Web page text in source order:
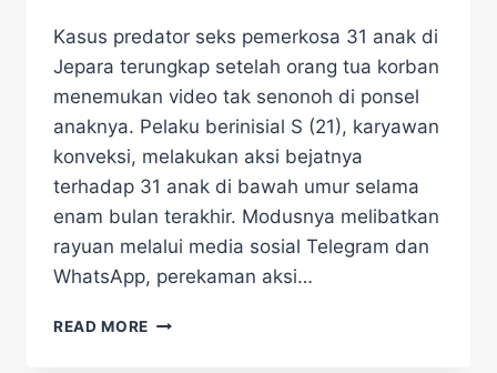
Kasus predator seks pemerkosa 31 anak di
Jepara terungkap setelah orang tua korban
menemukan video tak senonoh di ponsel
anaknya. Pelaku berinisial S (21), karyawan
konveksi, melakukan aksi bejatnya
terhadap 31 anak di bawah umur selama
enam bulan terakhir. Modusnya melibatkan
rayuan melalui media sosial Telegram dan
WhatsApp, perekaman aksi…
READ MORE MENGERIKAN!